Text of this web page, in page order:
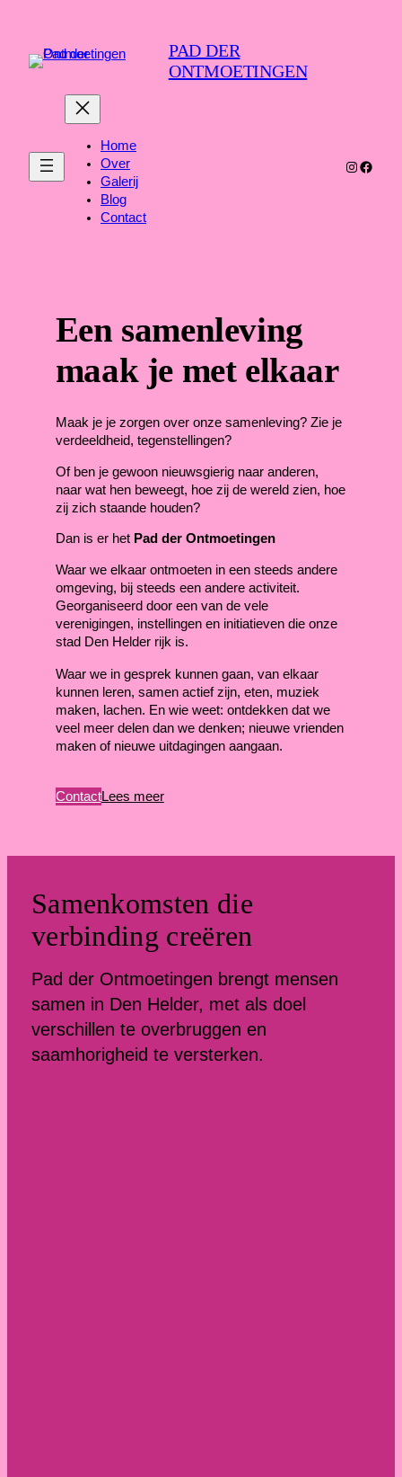
inhoud
PAD DER
ONTMOETINGEN
Home
Over
Galerij
Blog
Contact
Een samenleving
maak je met elkaar
Maak je je zorgen over onze samenleving? Zie je
verdeeldheid, tegenstellingen?
Of ben je gewoon nieuwsgierig naar anderen,
naar wat hen beweegt, hoe zij de wereld zien, hoe
zij zich staande houden?
Dan is er het Pad der Ontmoetingen
Waar we elkaar ontmoeten in een steeds andere
omgeving, bij steeds een andere activiteit.
Georganiseerd door een van de vele
verenigingen, instellingen en initiatieven die onze
stad Den Helder rijk is.
Waar we in gesprek kunnen gaan, van elkaar
kunnen leren, samen actief zijn, eten, muziek
maken, lachen. En wie weet: ontdekken dat we
veel meer delen dan we denken; nieuwe vrienden
maken of nieuwe uitdagingen aangaan.
ContactLees meer
Samenkomsten die
verbinding creëren
Pad der Ontmoetingen brengt mensen
samen in Den Helder, met als doel
verschillen te overbruggen en
saamhorigheid te versterken.